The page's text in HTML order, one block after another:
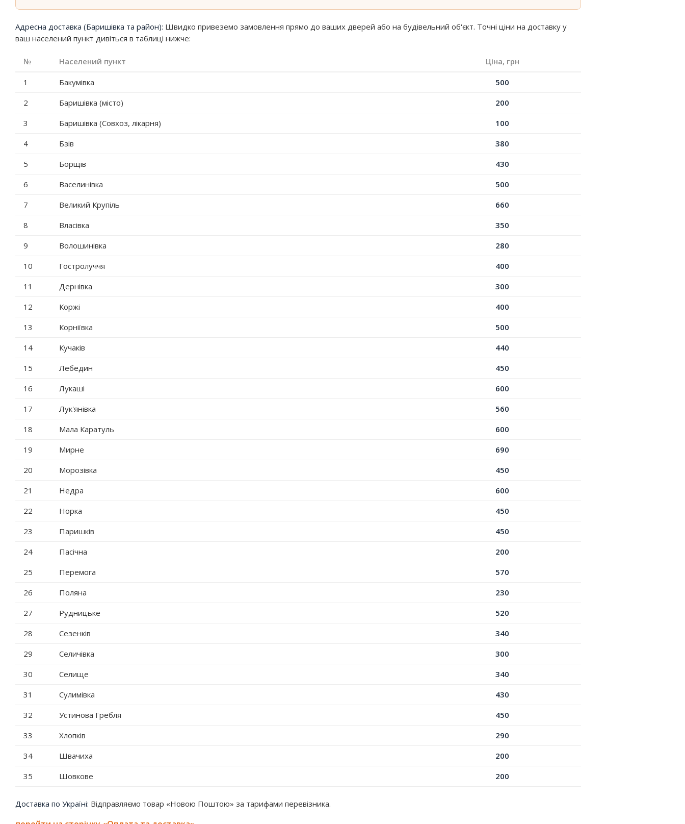
Адресна доставка (Баришівка та район): Швидко привеземо замовлення прямо до ваших дверей або на будівельний об'єкт. Точні ціни на доставку у
ваш населений пункт дивіться в таблиці нижче:
№ Населений пункт Ціна, грн
1 Бакумівка
500
2
Баришівка (місто)
200
3
Баришівка (Совхоз, лікарня)
100
4
Бзів
380
5
Борщів
430
6
Васелинівка
500
7
Великий Крупіль
660
8
Власівка
350
9
Волошинівка
280
10
Гостролуччя
400
11
Дернівка
300
12
Коржі
400
13
Корніївка
500
14
Кучаків
440
15
Лебедин
450
16
Лукаші
600
17
Лук'янівка
560
18
Мала Каратуль
600
19
Мирне
690
20
Морозівка
450
21
Недра
600
22
Норка
450
23
Паришків
450
24
Пасічна
200
25
Перемога
570
26
Поляна
230
27
Рудницьке
520
28
Сезенків
340
29
Селичівка
300
30
Селище
340
31
Сулимівка
430
32
Устинова Гребля
450
33
Хлопків
290
34
Швачиха
200
35
Шовкове 200
Доставка по Україні: Відправляємо товар «Новою Поштою» за тарифами перевізника.